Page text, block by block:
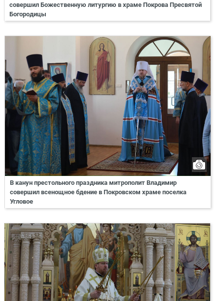
совершил Божественную литургию в храме Покрова Пресвятой
Богородицы
В канун престольного праздника митрополит Владимир
совершил всенощное бдение в Покровском храме поселка
Угловое